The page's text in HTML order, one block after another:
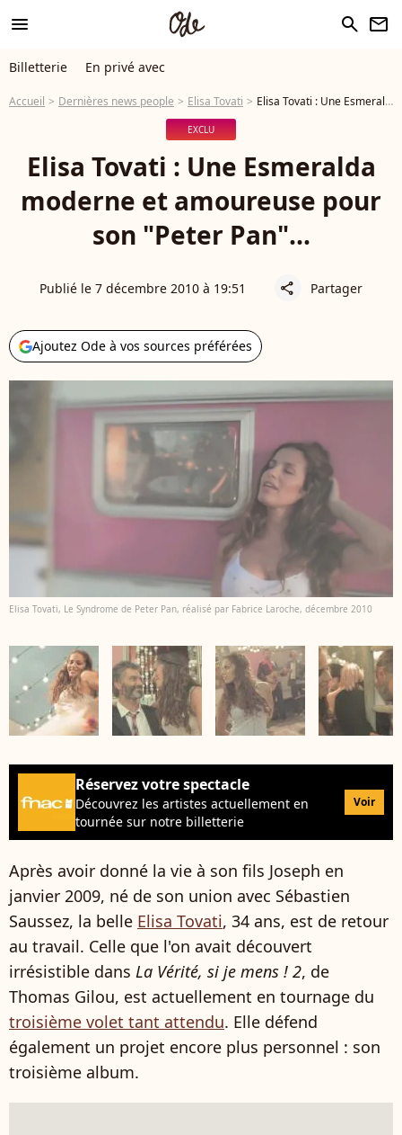
menu search newsletter
Billetterie En privé avec
Accueil Dernières news people Elisa Tovati Elisa Tovati : Une Esmeralda moderne et amoureuse pour son "Peter Pan"...
EXCLU
Elisa Tovati : Une Esmeralda
moderne et amoureuse pour
son "Peter Pan"...
Publié le 7 décembre 2010 à 19:51 share Partager
Ajoutez Ode à vos sources préférées
Elisa Tovati, Le Syndrome de Peter Pan, réalisé par Fabrice Laroche, décembre 2010
Réservez votre spectacle
Découvrez les artistes actuellement en
tournée sur notre billetterie
Voir
Après avoir donné la vie à son fils Joseph en
janvier 2009, né de son union avec Sébastien
Saussez, la belle Elisa Tovati, 34 ans, est de retour
au travail. Celle que l'on avait découvert
irrésistible dans La Vérité, si je mens ! 2, de
Thomas Gilou, est actuellement en tournage du
troisième volet tant attendu. Elle défend
également un projet encore plus personnel : son
troisième album.